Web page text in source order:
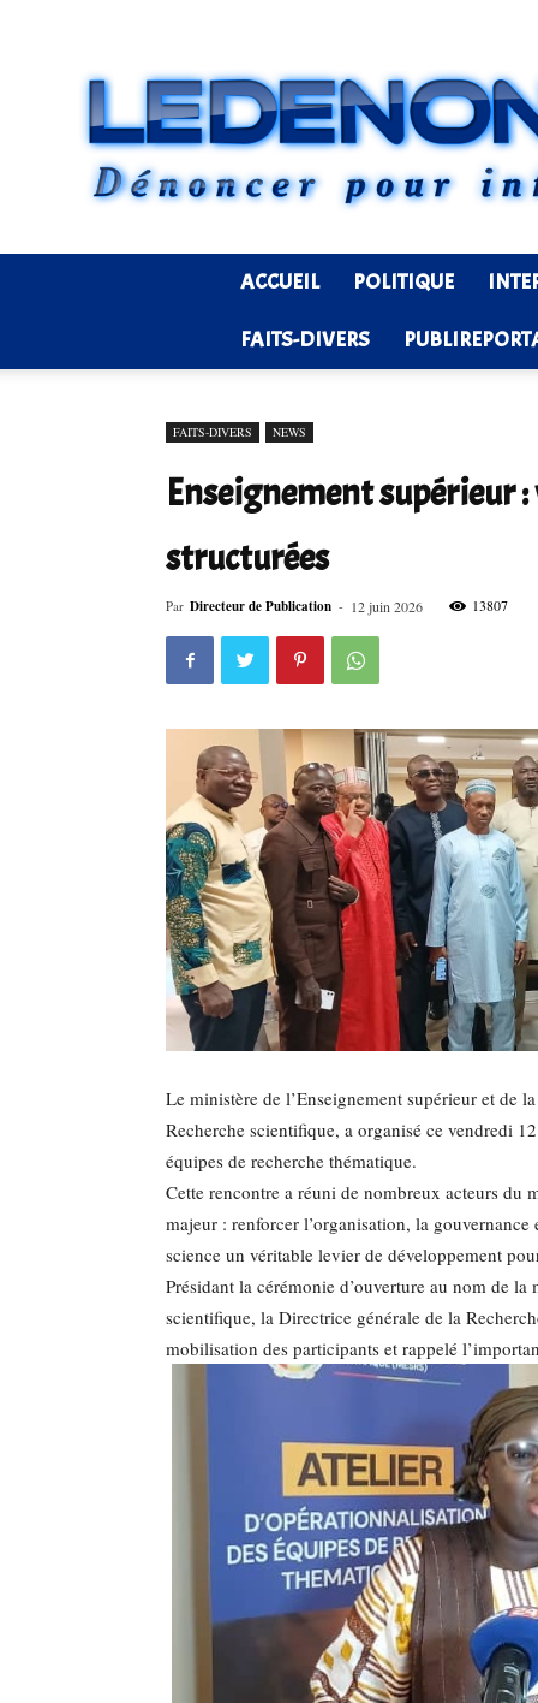
ACCUEIL POLITIQUE
FAITS-DIVERS
FAITS-DIVERS NEWS
Enseignement supérieur
structurées
Par Directeur de Publication - 12 juin 2026 13807
Le ministère de l’Enseignement supérieur et de
Recherche scientifique, a organisé ce vendredi
équipes de recherche thématique.
Cette rencontre a réuni de nombreux acteurs du
majeur : renforcer l’organisation, la
science un véritable levier de développement
Présidant la cérémonie d’ouverture au nom de
scientifique, la Directrice générale de la
mobilisation des participants et rappelé